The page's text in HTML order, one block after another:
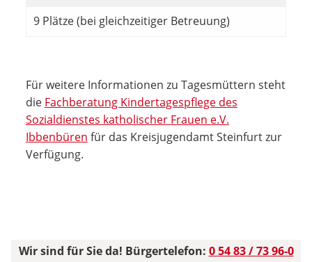
9 Plätze (bei gleichzeitiger Betreuung)
Für weitere Informationen zu Tagesmüttern steht
die Fachberatung Kindertagespflege des
Sozialdienstes katholischer Frauen e.V.
Ibbenbüren für das Kreisjugendamt Steinfurt zur
Verfügung.
Wir sind für Sie da! Bürgertelefon: 0 54 83 / 73 96-0